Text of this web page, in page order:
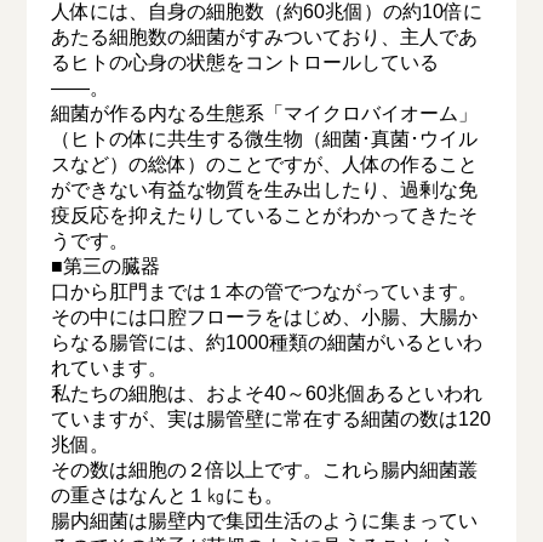
人体には、自身の細胞数（約60兆個）の約10倍に
あたる細胞数の細菌がすみついており、主人であ
るヒトの心身の状態をコントロールしている
――。
細菌が作る内なる生態系「マイクロバイオーム」
（ヒトの体に共生する微生物（細菌･真菌･ウイル
スなど）の総体）のことですが、人体の作ること
ができない有益な物質を生み出したり、過剰な免
疫反応を抑えたりしていることがわかってきたそ
うです。
■第三の臓器
口から肛門までは１本の管でつながっています。
その中には口腔フローラをはじめ、小腸、大腸か
らなる腸管には、約1000種類の細菌がいるといわ
れています。
私たちの細胞は、およそ40～60兆個あるといわれ
ていますが、実は腸管壁に常在する細菌の数は120
兆個。
その数は細胞の２倍以上です。これら腸内細菌叢
の重さはなんと１㎏にも。
腸内細菌は腸壁内で集団生活のように集まってい